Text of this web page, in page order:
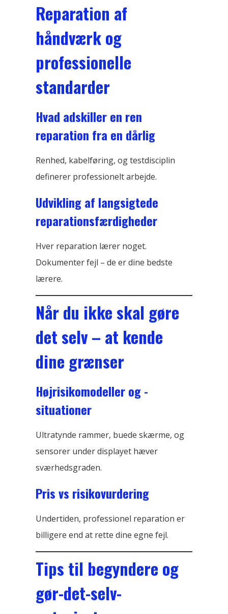
Reparation af
håndværk og
professionelle
standarder
Hvad adskiller en ren
reparation fra en dårlig
Renhed, kabelføring, og testdisciplin
definerer professionelt arbejde.
Udvikling af langsigtede
reparationsfærdigheder
Hver reparation lærer noget.
Dokumenter fejl – de er dine bedste
lærere.
Når du ikke skal gøre
det selv – at kende
dine grænser
Højrisikomodeller og -
situationer
Ultratynde rammer, buede skærme, og
sensorer under displayet hæver
sværhedsgraden.
Pris vs risikovurdering
Undertiden, professionel reparation er
billigere end at rette dine egne fejl.
Tips til begyndere og
gør-det-selv-